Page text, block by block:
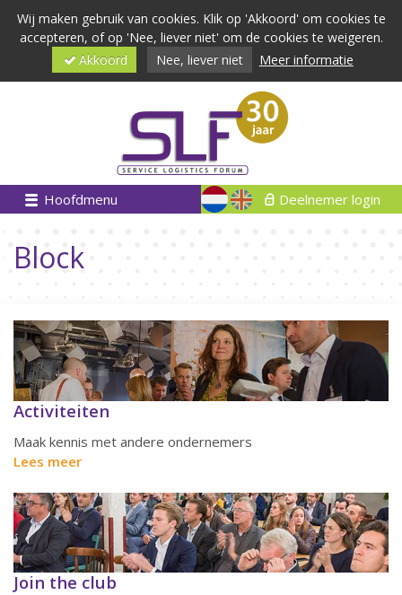
Wij maken gebruik van cookies. Klik op 'Akkoord' om cookies te
accepteren, of op 'Nee, liever niet' om de cookies te weigeren.
Akkoord
Nee, liever niet Meer informatie
Hoofdmenu Deelnemer login
Block
Activiteiten
Maak kennis met andere ondernemers
Lees meer
Join the club